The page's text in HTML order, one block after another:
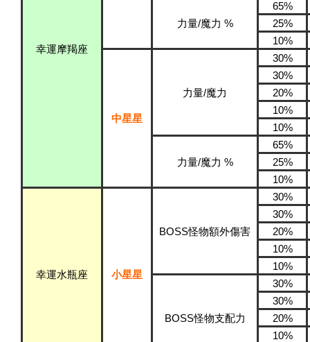
幸運摩羯座
力量/魔力 %
65%
25%
10%
中星星
力量/魔力
30%
30%
20%
10%
10%
力量/魔力 %
65%
25%
10%
幸運水瓶座 小星星
BOSS怪物額外傷害
30%
30%
20%
10%
10%
BOSS怪物支配力
30%
30%
20%
10%